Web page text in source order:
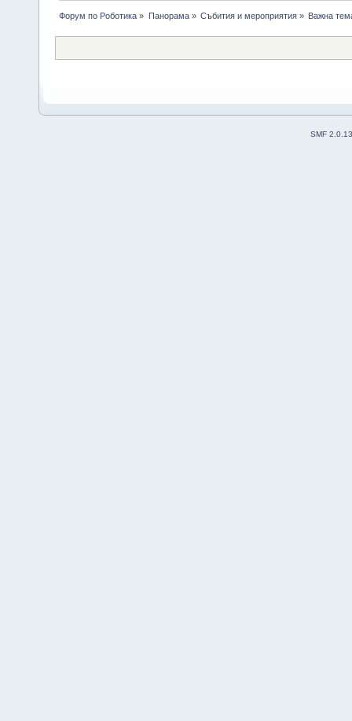
Форум по Роботика » Панорама» Събития и мероприятия» Важна
SMF 2.0.13